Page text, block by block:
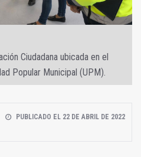
Ciudadana ubicada en el
Popular Municipal (UPM).
PUBLICADO EL 22 DE ABRIL DE 2022